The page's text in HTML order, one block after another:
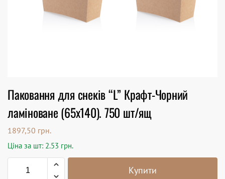
Паковання для снеків “L” Крафт-Чорний
ламіноване (65х140). 750 шт/ящ
1897,50 грн.
Ціна за шт: 2.53 грн.
Купити